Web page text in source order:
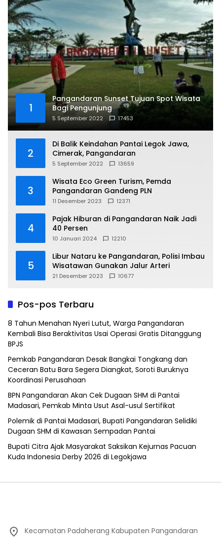
1
Pangandaran Sunset Tujuan Spot Wisata
Bagi Pengunjung
5 September 2022 17453
2
Di Balik Keindahan Pantai Legok Jawa,
Cimerak, Pangandaran
5 September 2022 13659
3
Wisata Eco Green Turism, Pemda
Pangandaran Gandeng PLN
11 Desember 2023 12371
4
Pajak Hiburan di Pangandaran Naik Jadi
40 Persen
10 Januari 2024 12210
5
Libur Nataru ke Pangandaran, Polisi Imbau
Wisatawan Gunakan Jalur Arteri
21 Desember 2023 10677
Pos-pos Terbaru
8 Tahun Menahan Nyeri Lutut, Warga Pangandaran
Kembali Bisa Beraktivitas Usai Operasi Gratis Ditanggung
BPJS
Pemkab Pangandaran Desak Bangkai Tongkang dan
Ceceran Batu Bara Segera Diangkat, Soroti Buruknya
Koordinasi Perusahaan
BPN Pangandaran Akan Cek Dugaan SHM di Pantai
Madasari, Pemkab Minta Usut Asal-usul Sertifikat
Polemik di Pantai Madasari, Bupati Pangandaran Selidiki
Dugaan SHM di Kawasan Sempadan Pantai
Bupati Citra Ajak Masyarakat Saksikan Kejurnas Pacuan
Kuda Indonesia Derby 2026 di Legokjawa
Kecamatan Padaherang Kabupaten Pangandaran